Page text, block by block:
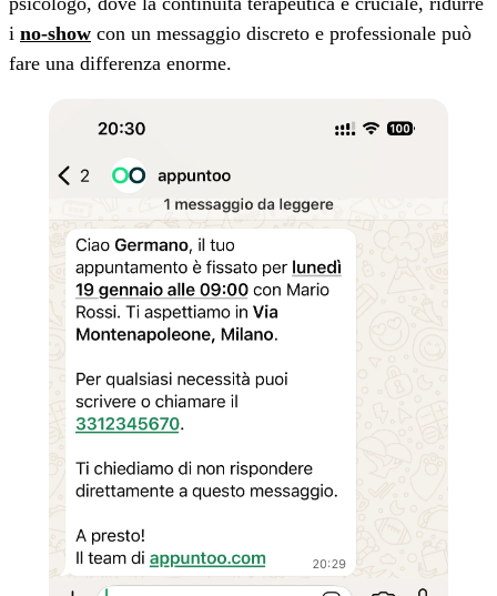
i no-show con un messaggio discreto e professionale può
fare una differenza enorme.